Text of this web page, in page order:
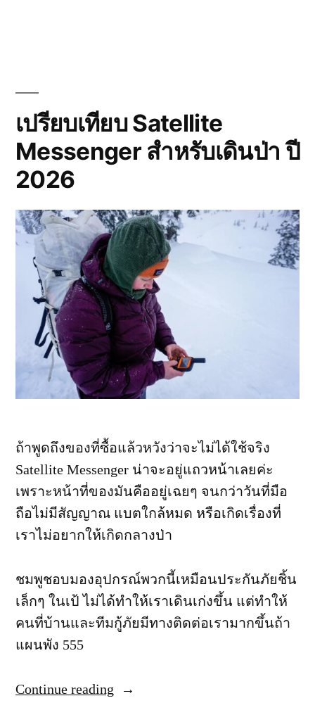
เ
อ
า
ยู่
ค
น
เ
ดี
ย
1
1
9
ก
.
ค
2
5
6
ก.ค.
เปรียบเทียบ Satellite
Messenger สำหรับเดินป่า ปี
2026
ถ้าพูดถึงของที่ซื้อแล้วหวังว่าจะไม่ได้ใช้จริง
Satellite Messenger น่าจะอยู่แถวหน้าเลยค่ะ
เพราะหน้าที่ของมันคืออยู่เฉยๆ จนกว่าวันที่มือ
ถือไม่มีสัญญาณ แบตใกล้หมด หรือเกิดเรื่องที่
เราไม่อยากให้เกิดกลางป่า
ชมพูชอบมองอุปกรณ์พวกนี้เหมือนประกันภัยชิ้น
เล็กๆ ในเป้ ไม่ได้ทำให้เราเดินเก่งขึ้น แต่ทำให้
คนที่บ้านและทีมกู้ภัยมีทางติดต่อเรามากขึ้นถ้า
แผนพัง 555
Continue reading “เปรียบ